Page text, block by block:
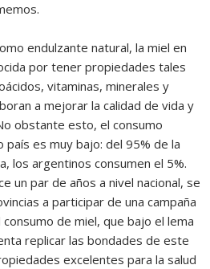
endulzante natural, la miel en
por tener propiedades tales
vitaminas, minerales y
a mejorar la calidad de vida y
obstante esto, el consumo
es muy bajo: del 95% de la
los argentinos consumen el 5%.
un par de años a nivel nacional, se
a participar de una campaña
de miel, que bajo el lema
replicar las bondades de este
excelentes para la salud